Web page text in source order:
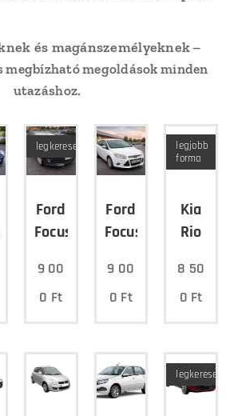
és magánszemélyeknek –
megbízható megoldások minden
utazáshoz.
Ford
Focus
legkeresettebb
9 00
0 Ft
Ford
Focus
9 00
0 Ft
Kia
Rio
legjobb
forma
8 50
0 Ft